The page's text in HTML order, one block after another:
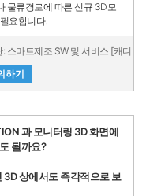
물류경로에 따른 신규 3D모
요합니다.
스마트제조 SW 및 서비스 [캐디
하기
과 모니터링 3D 화면에
될까요?
상에서도 즉각적으로 보